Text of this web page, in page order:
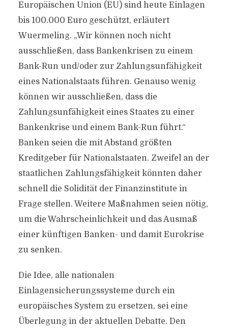
Europäischen Union (EU) sind heute Einlagen
bis 100.000 Euro geschützt, erläutert
Wuermeling. „Wir können noch nicht
ausschließen, dass Bankenkrisen zu einem
Bank-Run und/oder zur Zahlungsunfähigkeit
eines Nationalstaats führen. Genauso wenig
können wir ausschließen, dass die
Zahlungsunfähigkeit eines Staates zu einer
Bankenkrise und einem Bank-Run führt.“
Banken seien die mit Abstand größten
Kreditgeber für Nationalstaaten. Zweifel an der
staatlichen Zahlungsfähigkeit könnten daher
schnell die Solidität der Finanzinstitute in
Frage stellen. Weitere Maßnahmen seien nötig,
um die Wahrscheinlichkeit und das Ausmaß
einer künftigen Banken- und damit Eurokrise
zu senken.
Die Idee, alle nationalen
Einlagensicherungssysteme durch ein
europäisches System zu ersetzen, sei eine
Überlegung in der aktuellen Debatte. Den